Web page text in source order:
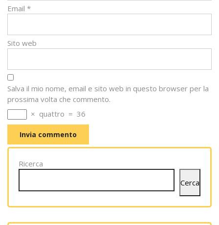
Email *
Sito web
Salva il mio nome, email e sito web in questo browser per la
prossima volta che commento.
× quattro = 36
Ricerca
Cerca